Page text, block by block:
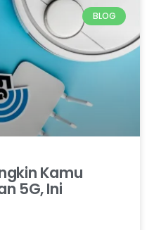
BLOG
Kamu
5G, Ini